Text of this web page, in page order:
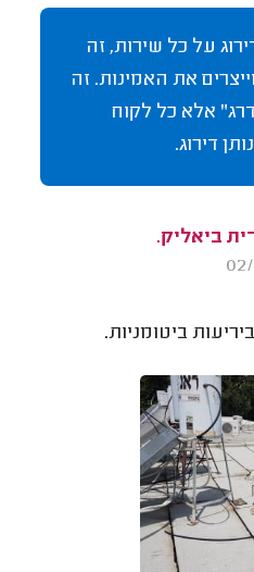
על כל שירות, זה
את האמינות. זה
אלא כל לקוח
דירוג.
ביאליק.
ביטומניות.